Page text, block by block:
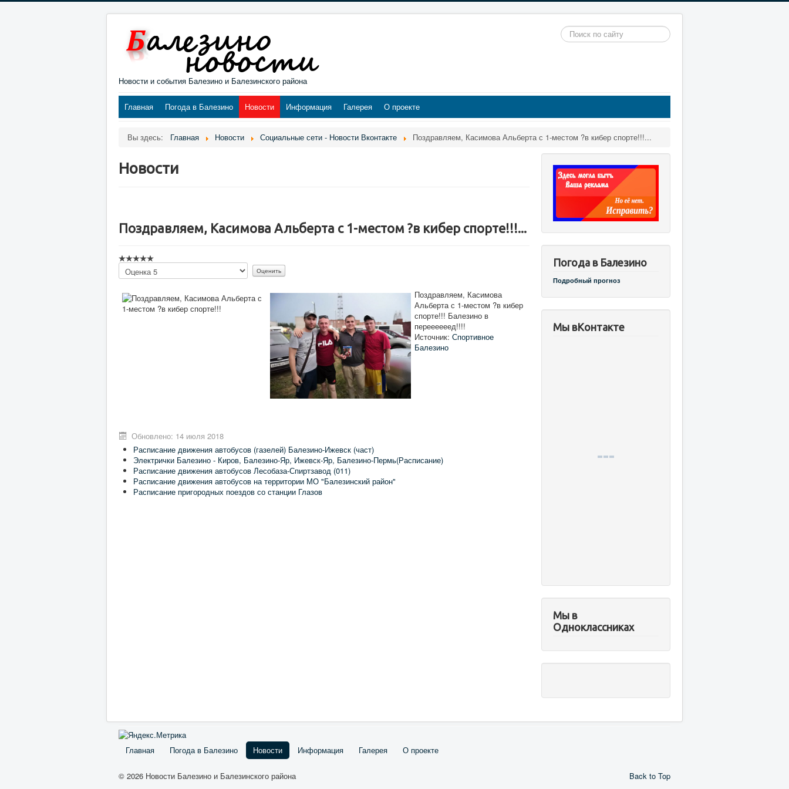
Новости и события Балезино и Балезинского района
Искать...
Главная Погода в Балезино Новости Информация Галерея О проекте
Вы здесь: Главная Новости Социальные сети - Новости Вконтакте Поздравляем, Касимова Альберта с 1-местом ?в кибер спорте!!!...
Новости
Поздравляем, Касимова Альберта с 1-местом ?в кибер спорте!!!...
Пожалуйста,
оцените
Поздравляем, Касимова
Альберта с 1-местом ?в кибер
спорте!!! Балезино в
переееееед!!!!
Источник: Спортивное
Балезино
Обновлено: 14 июля 2018
Расписание движения автобусов (газелей) Балезино-Ижевск (част)
Электрички Балезино - Киров, Балезино-Яр, Ижевск-Яр, Балезино-Пермь(Расписание)
Расписание движения автобусов Лесобаза-Спиртзавод (011)
Расписание движения автобусов на территории МО "Балезинский район"
Расписание пригородных поездов со станции Глазов
Погода в Балезино
Подробный прогноз
Мы вКонтакте
Мы в
Одноклассниках
Главная Погода в Балезино Новости Информация Галерея О проекте
Back to Top
© 2026 Новости Балезино и Балезинского района